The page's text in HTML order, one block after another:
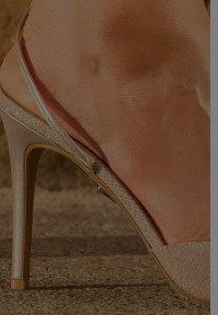
ELEGANT
EVENING
PARTY
CASUAL
JEANS
COCTAIL
LACE
FLARED
FORMAL
ASYMMETRICAL
KNITTED
WITH SEQUINS